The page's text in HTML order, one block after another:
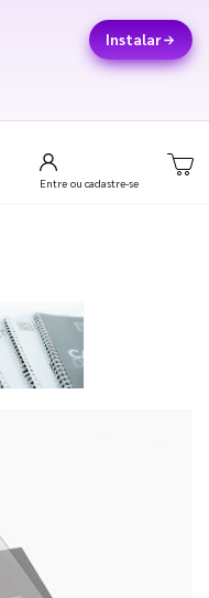
Instalar
Entre ou cadastre-se